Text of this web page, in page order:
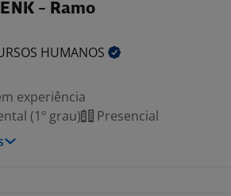
- Ramo
HUMANOS
experiência
(1º grau)
Presencial